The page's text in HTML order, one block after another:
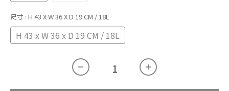
尺寸 : H 43 X W 36 X D 19 CM / 18L
H 43 x W 36 x D 19 CM / 18L